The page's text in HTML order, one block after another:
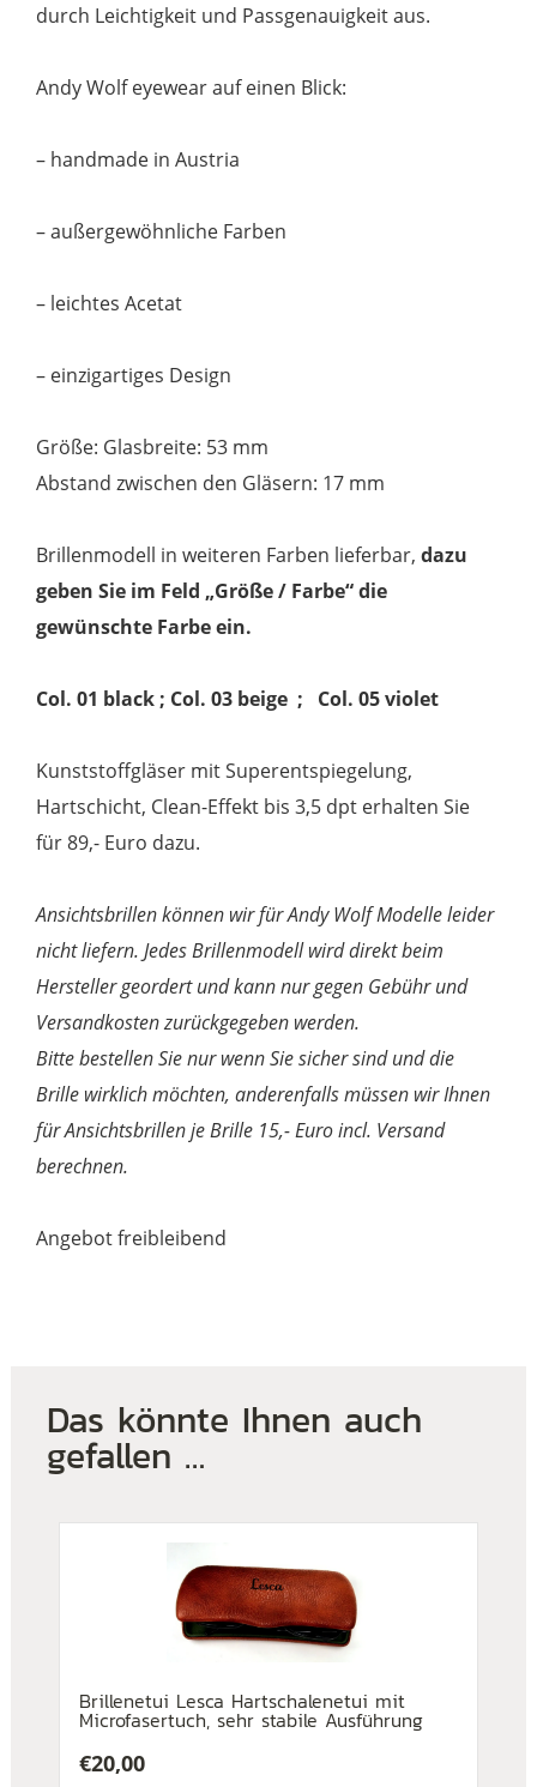
durch Leichtigkeit und Passgenauigkeit aus.
Andy Wolf eyewear auf einen Blick:
– handmade in Austria
– außergewöhnliche Farben
– leichtes Acetat
– einzigartiges Design
Größe: Glasbreite: 53 mm
Abstand zwischen den Gläsern: 17 mm
Brillenmodell in weiteren Farben lieferbar,dazu
geben Sie im Feld „Größe / Farbe“ die
gewünschte Farbe ein.
Col. 01 black ; Col. 03 beige ; Col. 05 violet
Kunststoffgläser mit Superentspiegelung,
Hartschicht, Clean-Effekt bis 3,5 dpt erhalten Sie
für 89,- Euro dazu.
Ansichtsbrillen können wir für Andy Wolf Modelle leider
nicht liefern. Jedes Brillenmodell wird direkt beim
Hersteller geordert und kann nur gegen Gebühr und
Versandkosten zurückgegeben werden.
Bitte bestellen Sie nur wenn Sie sicher sind und die
Brille wirklich möchten, anderenfalls müssen wir Ihnen
für Ansichtsbrillen je Brille 15,- Euro incl. Versand
berechnen.
Angebot freibleibend
Das könnte Ihnen auch
gefallen …
Brillenetui Lesca Hartschalenetui mit
Microfasertuch, sehr stabile Ausführung
€20,00